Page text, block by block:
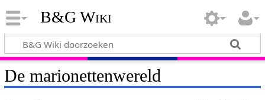
B&G Wiki
De marionettenwereld